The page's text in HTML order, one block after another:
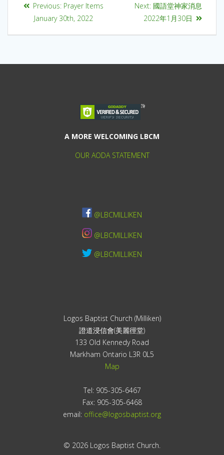
Previous: Prayer Items
January 30th, 2022
Next: 國語堂神家消息
2022年1月30日
Logos Baptist Church (Milliken)
證道浸信會(美麗徑堂)
133 Old Kennedy Road
Markham Ontario L3R 0L5
Map
Tel: 905-305-6467
Fax: 905-305-6468
email: office@logosbaptist.org
© 2026 Logos Baptist Church.
A MORE WELCOMING LBCM
OUR AODA STATEMENT
@LBCMILLIKEN
@LBCMILLIKEN
@LBCMILLIKEN